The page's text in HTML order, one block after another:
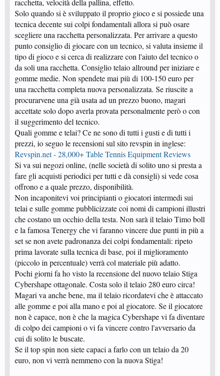
racchetta, velocità della pallina, effetto.
Solo quando si è sviluppato il proprio gioco e si possiede una
tecnica decente sui colpi fondamentali allora si può osare
scegliere una racchetta personalizzata. Per arrivare a questo
punto consiglio di giocare con un tecnico, si valuta insieme il
tipo di gioco e si cerca di realizzare con l'aiuto del tecnico o
da soli una racchetta. Consiglio telaio allround per iniziare e
gomme medie. Non spendete mai più di 100-150 euro per
una racchetta completa nuova personalizzata. Se riuscite a
procurarvene una già usata ad un prezzo buono, magari
accettate solo dopo averla provata personalmente però o con
il suggerimento del tecnico.
Quali gomme e telai? Ce ne sono di tutti i gusti e di tutti i
prezzi, io seguo le recensioni sul sito revspin in inglese:
Revspin.net - 28,000+ Table Tennis Equipment Reviews
Si va sui negozi online, (nelle società di solito uno si presta a
fare gli acquisti periodici per tutti e dà consigli) si vede cosa
offrono e a quale prezzo, disponibilità.
Non incaponitevi voi principianti o giocatori intermedi sui
telai e sulle gomme pubblicizzate coi nomi di campioni illustri
che costano un occhio della testa. Non sarà il telaio Timo boll
e la famosa Tenergy che vi faranno vincere due punti in più a
set se non avete padronanza dei colpi fondamentali: ripeto
prima lavorate sulla tecnica di base, poi il miglioramento
(piccolo in percentuale) verrà col materiale più adatto.
Pochi giorni fa ho visto la recensione del nuovo telaio Stiga
Cybershape ottagonale. Costa solo il telaio 280 euro circa!
Magari va anche bene, ma il telaio ricordatevi che è attaccato
alle gomme e poi alla mano e poi al giocatore. Se il giocatore
non è capace, non è che la magica Cybershape vi fa diventare
di colpo dei campioni o vi fa vincere contro l'avversario da
cui di solito le buscate.
Se il top spin non siete capaci a farlo con un telaio da 20
euro, non vi verrà nemmeno con la nuova Stiga!